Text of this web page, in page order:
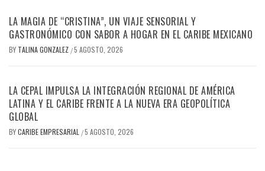
LA MAGIA DE “CRISTINA”, UN VIAJE SENSORIAL Y
GASTRONÓMICO CON SABOR A HOGAR EN EL CARIBE MEXICANO
BY TALINA GONZALEZ /5 AGOSTO, 2026
LA CEPAL IMPULSA LA INTEGRACIÓN REGIONAL DE AMÉRICA
LATINA Y EL CARIBE FRENTE A LA NUEVA ERA GEOPOLÍTICA
GLOBAL
BYCARIBE EMPRESARIAL /5 AGOSTO, 2026